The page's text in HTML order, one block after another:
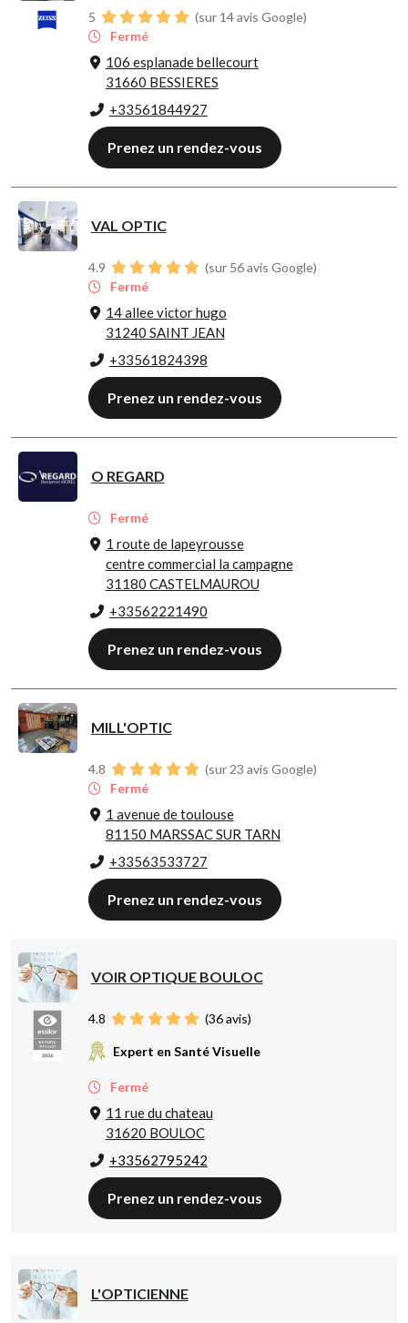
5
(sur 14 avis Google)
Fermé
106 esplanade bellecourt
31660 BESSIERES
+33561844927
Prenez un rendez-vous
VAL OPTIC
4.9
(sur 56 avis Google)
Fermé
14 allee victor hugo
31240 SAINT JEAN
+33561824398
Prenez un rendez-vous
O REGARD
Fermé
1 route de lapeyrousse
centre commercial la campagne
31180 CASTELMAUROU
+33562221490
Prenez un rendez-vous
MILL'OPTIC
4.8
(sur 23 avis Google)
Fermé
1 avenue de toulouse
81150 MARSSAC SUR TARN
+33563533727
Prenez un rendez-vous
VOIR OPTIQUE BOULOC
4.8 (36avis)
Expert en Santé Visuelle
Fermé
11 rue du chateau
31620 BOULOC
+33562795242
Prenez un rendez-vous
L'OPTICIENNE